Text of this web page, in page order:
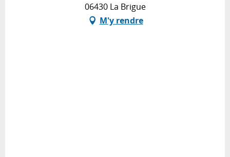
06430 La Brigue
M'y rendre